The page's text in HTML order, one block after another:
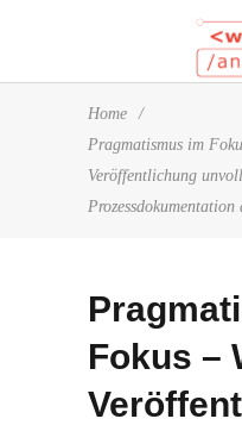
Home
/
Pragmatismus im
Veröffentlichung
Fokus –